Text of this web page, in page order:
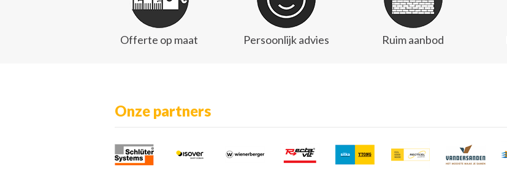
Offerte op maat Persoonlijk advies Ruim aanbod
Onze partners